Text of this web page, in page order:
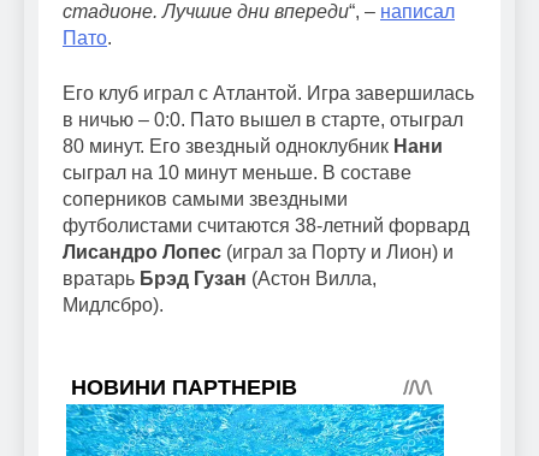
стадионе. Лучшие дни впереди“, – написал
Пато.
Его клуб играл с Атлантой. Игра завершилась
в ничью – 0:0. Пато вышел в старте, отыграл
80 минут. Его звездный одноклубник Нани
сыграл на 10 минут меньше. В составе
соперников самыми звездными
футболистами считаются 38-летний форвард
Лисандро Лопес (играл за Порту и Лион) и
вратарь Брэд Гузан (Астон Вилла,
Мидлсбро).